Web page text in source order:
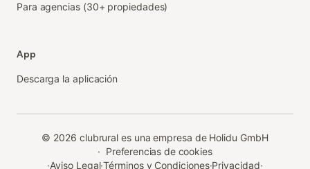
Para agencias (30+ propiedades)
App
Descarga la aplicación
© 2026 clubrural es una empresa de Holidu GmbH
· Preferencias de cookies
·Aviso Legal·Términos y Condiciones·Privacidad·